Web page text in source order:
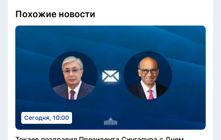
Похожие новости
Сегодня, 10:00